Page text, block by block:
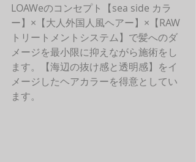
LOAWeのコンセプト【sea side カラ
ー】×【大人外国人風ヘアー】×【RAW
トリートメントシステム】で髪へのダ
メージを最小限に抑えながら施術をし
ます。【海辺の抜け感と透明感】をイ
メージしたヘアカラーを得意としてい
ます。